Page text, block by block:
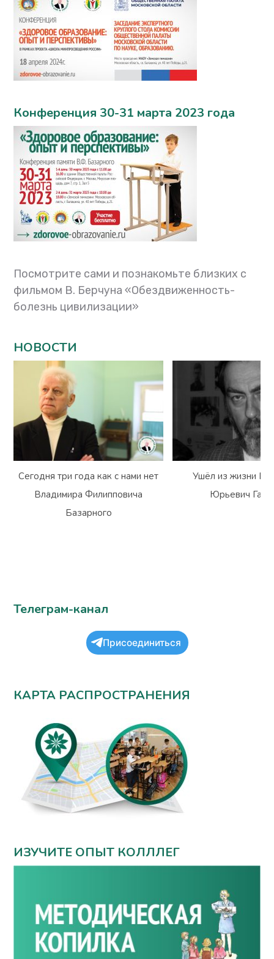
Конференция 30-31 марта 2023 года
Посмотрите сами и познакомьте близких с
фильмом В. Берчуна «Обездвиженность-
болезнь цивилизации»
НОВОСТИ
Сегодня три года как с нами нет
Владимира Филипповича
Базарного
Ушёл из жизни
Юрьевич
Телеграм-канал
Присоединиться
КАРТА РАСПРОСТРАНЕНИЯ
ИЗУЧИТЕ ОПЫТ КОЛЛЛЕГ